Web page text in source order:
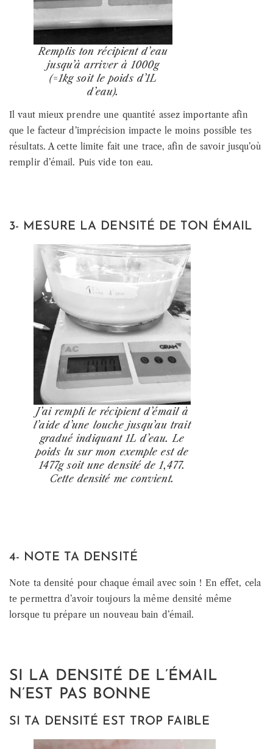
Remplis ton récipient d’eau
jusqu’à arriver à 1000g
(=1kg soit le poids d’1L
d’eau).
Il vaut mieux prendre une quantité assez importante afin
que le facteur d’imprécision impacte le moins possible tes
résultats. A cette limite fait une trace, afin de savoir jusqu’où
remplir d’émail. Puis vide ton eau.
3- MESURE LA DENSITÉ DE TON ÉMAIL
J’ai rempli le récipient d’émail à
l’aide d’une louche jusqu’au trait
gradué indiquant 1L d’eau. Le
poids lu sur mon exemple est de
1477g soit une densité de 1,477.
Cette densité me convient.
4- NOTE TA DENSITÉ
Note ta densité pour chaque émail avec soin ! En effet, cela
te permettra d’avoir toujours la même densité même
lorsque tu prépare un nouveau bain d’émail.
SI LA DENSITÉ DE L’ÉMAIL
N’EST PAS BONNE
SI TA DENSITÉ EST TROP FAIBLE